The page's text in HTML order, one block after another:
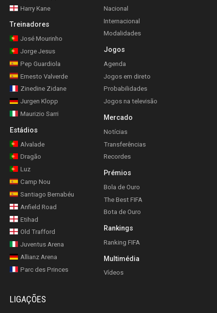
Harry Kane
Treinadores
José Mourinho
Jorge Jesus
Pep Guardiola
Ernesto Valverde
Zinedine Zidane
Jurgen Klopp
Maurizio Sarri
Estádios
Alvalade
Dragão
Luz
Camp Nou
Santiago Bernabéu
Anfield Road
Etihad
Old Trafford
Juventus Arena
Allianz Arena
Parc des Princes
Nacional
Internacional
Modalidades
Jogos
Agenda
Jogos em direto
Probabilidades
Jogos na televisão
Mercado
Notícias
Transferências
Recordes
Prémios
Bola de Ouro
The Best FIFA
Bota de Ouro
Rankings
Ranking FIFA
Multimédia
Vídeos
LIGAÇÕES